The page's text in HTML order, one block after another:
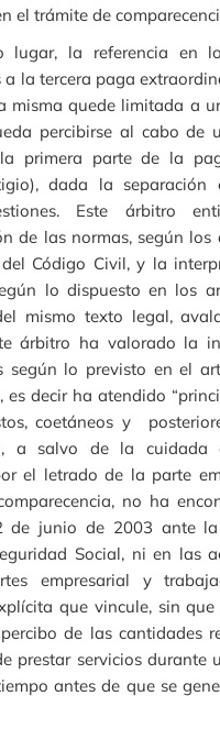
el trámite de
lugar, la referencia en
a la tercera paga
misma quede limitada a
percibirse al cabo de
primera parte de la
dada la separación
Este árbitro
de las normas, según los
Código Civil, y la
lo dispuesto en los
mismo texto legal,
árbitro ha valorado la
según lo previsto en el
es decir ha atendido
coetáneos y
a salvo de la cuidada
el letrado de la parte
no ha
de junio de 2003 ante la
Social, ni en las
empresarial y
que vincule, sin
de las cantidades
prestar servicios durante
antes de que se